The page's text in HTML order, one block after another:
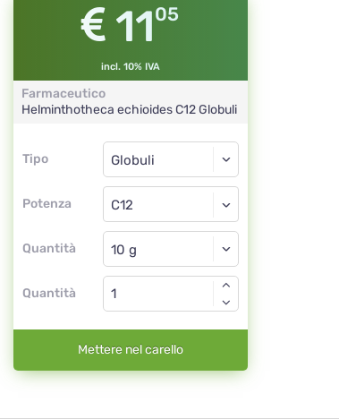
1105
incl. 10% IVA
Farmaceutico
Helminthotheca echioidesC12 Globuli
Tipo
Tipo
Potenza
Globuli
C12
Quantità
Globuli
Quantità
Mettere nel carello